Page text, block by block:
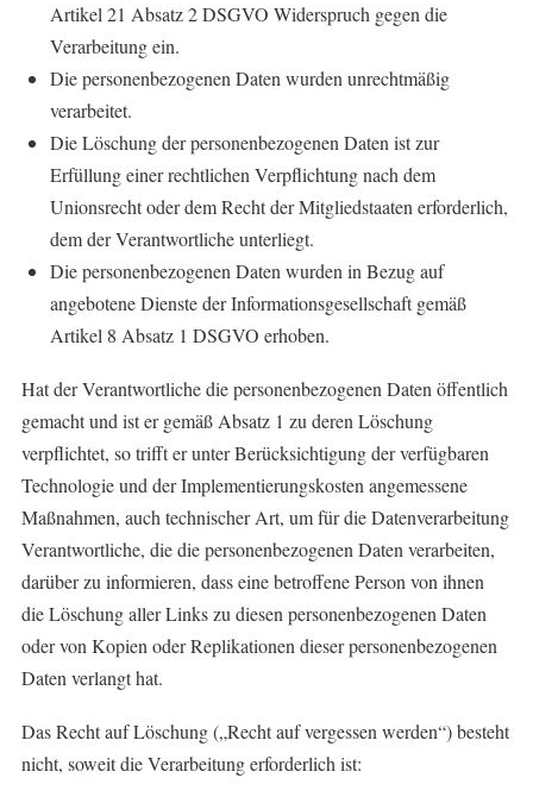
Artikel 21 Absatz 2 DSGVO Widerspruch gegen die
Verarbeitung ein.
Die personenbezogenen Daten wurden unrechtmäßig
verarbeitet.
Die Löschung der personenbezogenen Daten ist zur
Erfüllung einer rechtlichen Verpflichtung nach dem
Unionsrecht oder dem Recht der Mitgliedstaaten erforderlich,
dem der Verantwortliche unterliegt.
Die personenbezogenen Daten wurden in Bezug auf
angebotene Dienste der Informationsgesellschaft gemäß
Artikel 8 Absatz 1 DSGVO erhoben.
Hat der Verantwortliche die personenbezogenen Daten öffentlich
gemacht und ist er gemäß Absatz 1 zu deren Löschung
verpflichtet, so trifft er unter Berücksichtigung der verfügbaren
Technologie und der Implementierungskosten angemessene
Maßnahmen, auch technischer Art, um für die Datenverarbeitung
Verantwortliche, die die personenbezogenen Daten verarbeiten,
darüber zu informieren, dass eine betroffene Person von ihnen
die Löschung aller Links zu diesen personenbezogenen Daten
oder von Kopien oder Replikationen dieser personenbezogenen
Daten verlangt hat.
Das Recht auf Löschung („Recht auf vergessen werden“) besteht
nicht, soweit die Verarbeitung erforderlich ist: